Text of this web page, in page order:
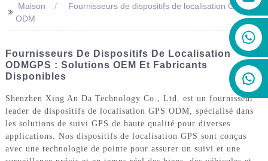
+86 19888492894
>> Maison
Fournisseurs de dispositifs de localisation GPS
ODM
Fournisseurs De Dispositifs De Localisation
ODMGPS : Solutions OEM Et Fabricants
Disponibles
Shenzhen Xing An Da Technology Co., Ltd. est un fournisseur
leader de dispositifs de localisation GPS ODM, spécialisé dans
les solutions de suivi GPS de haute qualité pour diverses
applications. Nos dispositifs de localisation GPS sont conçus
avec une technologie de pointe pour assurer un suivi et une